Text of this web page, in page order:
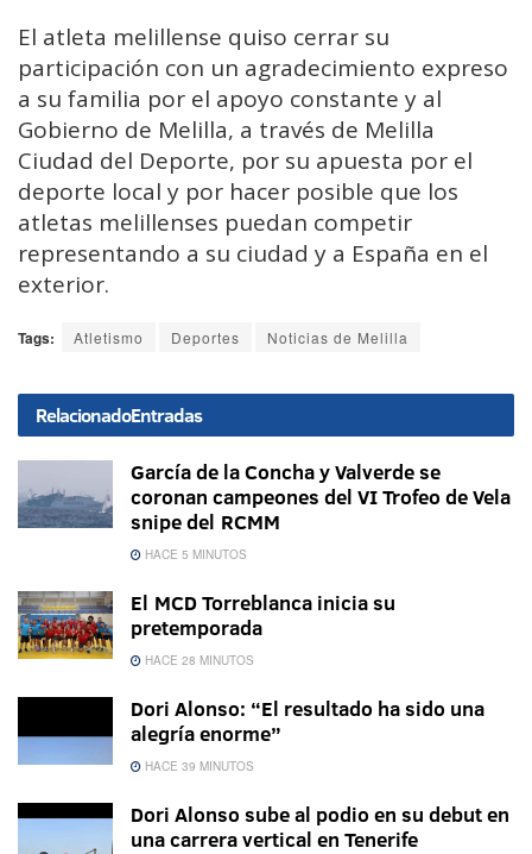
El atleta melillense quiso cerrar su
participación con un agradecimiento expreso
a su familia por el apoyo constante y al
Gobierno de Melilla, a través de Melilla
Ciudad del Deporte, por su apuesta por el
deporte local y por hacer posible que los
atletas melillenses puedan competir
representando a su ciudad y a España en el
exterior.
Tags: Atletismo Deportes Noticias de Melilla
RelacionadoEntradas
García de la Concha y Valverde se
coronan campeones del VI Trofeo de Vela
snipe del RCMM
HACE 5 MINUTOS
El MCD Torreblanca inicia su
pretemporada
HACE 28 MINUTOS
Dori Alonso: “El resultado ha sido una
alegría enorme”
HACE 39 MINUTOS
Dori Alonso sube al podio en su debut en
una carrera vertical en Tenerife